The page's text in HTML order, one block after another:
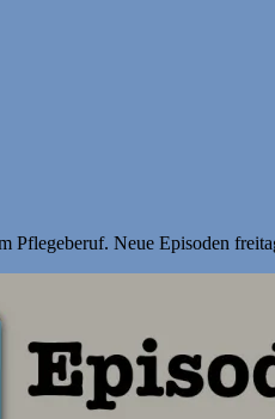
Pflegeberuf. Neue Episoden